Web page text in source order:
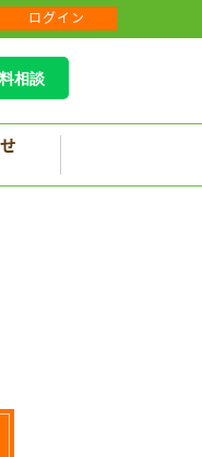
相談
ログイン